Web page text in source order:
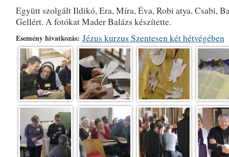
Együtt szolgált Ildikó, Era, Míra, Éva, Robi atya, Csabi,
Gellért. A fotókat Mader Balázs készítette.
Esemény hivatkozás: Jézus kurzus Szentesen két hétvégében